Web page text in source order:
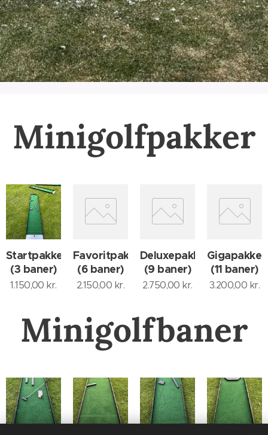
Minigolfpakker
Startpakken
(3 baner)
1.150,00 kr.
Favoritpakken
(6 baner)
2.150,00 kr.
Deluxepakken
(9 baner)
2.750,00 kr.
Gigapakken
(11 baner)
3.200,00 kr.
Minigolfbaner